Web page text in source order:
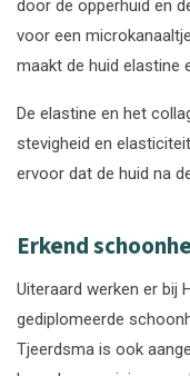
door de opperhuid en
voor een
maakt de huid elastine
De elastine en het
stevigheid en
ervoor dat de huid na
Erkend
Uiteraard werken er bij
gediplomeerde
Tjeerdsma is ook